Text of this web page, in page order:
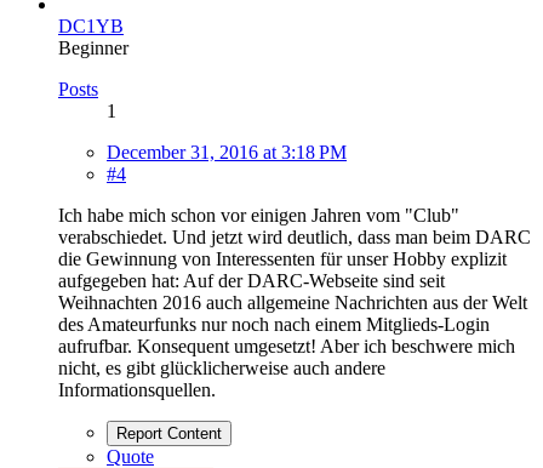
DC1YB
Beginner
Posts
1
December 31, 2016 at 3:18 PM
#4
Ich habe mich schon vor einigen Jahren vom "Club"
verabschiedet. Und jetzt wird deutlich, dass man beim DARC
die Gewinnung von Interessenten für unser Hobby explizit
aufgegeben hat: Auf der DARC-Webseite sind seit
Weihnachten 2016 auch allgemeine Nachrichten aus der Welt
des Amateurfunks nur noch nach einem Mitglieds-Login
aufrufbar. Konsequent umgesetzt! Aber ich beschwere mich
nicht, es gibt glücklicherweise auch andere
Informationsquellen.
Report Content
Quote